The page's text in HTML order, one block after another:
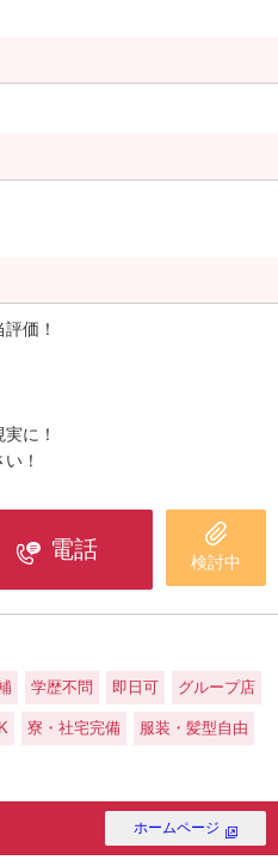
価！
に！
！
電話 検討中
学歴不問 即日可 グループ店
寮・社宅完備 服装・髪型自由
ホームページ